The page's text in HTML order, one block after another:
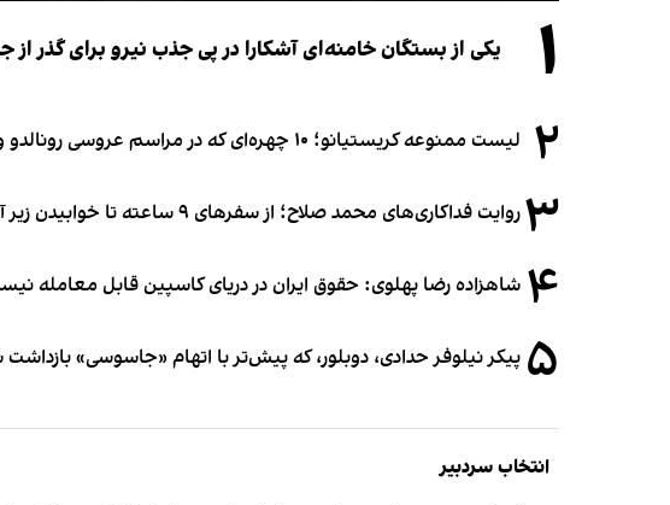
۱ یکی از بستگان خامنه‌ای آشکارا در پی جذب نیرو برای
۲ لیست ممنوعه کریستیانو؛ ۱۰ چهره‌ای که در مراسم عروسی رونالدو و جورجینا جایی ندارند
۳روایت فداکاری‌های محمد صلاح؛ از سفرهای ۹ ساعته تا خوابیدن زیر آسمان قاهره
۴ شاهزاده رضا پهلوی: حقوق ایران در دریای کاسپین قابل معامله
۵ پیکر نیلوفر حدادی، دوبلور، که پیش‌تر با اتهام «جاسوسی»
انتخاب سردبیر